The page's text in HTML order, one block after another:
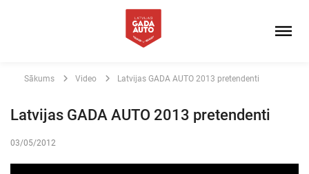
Sākums Video Latvijas GADA AUTO 2013 pretendenti
Latvijas GADA AUTO 2013 pretendenti
03/05/2012